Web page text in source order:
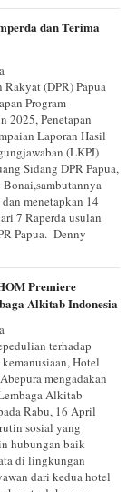
dan Terima
(DPR) Papua
Program
2025, Penetapan
Laporan Hasil
(LKPJ)
Sidang DPR Papua,
menetapkan 14
7 Raperda usulan
Papua. Denny
Premiere
Alkitab Indonesia
terhadap
Hotel
mengadakan
Alkitab
Rabu, 16 April
sosial yang
hubungan baik
di lingkungan
dari kedua hotel